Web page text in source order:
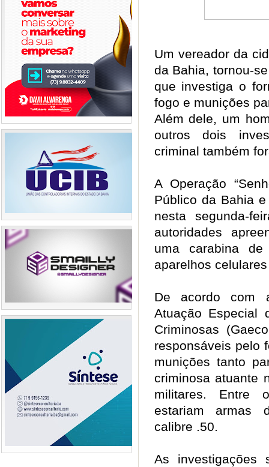
Um vereador da
da Bahia, tornou-
que investiga o
fogo e munições
Além dele, um
outros dois
criminal também
A Operação
Público da Bahia
nesta segunda-
autoridades
uma carabina
aparelhos
De acordo com
Atuação Especial
Criminosas
responsáveis pelo
munições tanto
criminosa atuante
militares. Entre
estariam armas
calibre .50.
As investigações